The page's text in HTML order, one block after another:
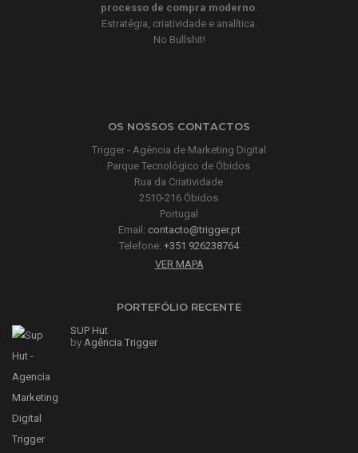
processo de compra moderno
Estratégia, criatividade e analítica.
No Bullshit!
OS NOSSOS CONTACTOS
Trigger - Agência de Marketing Digital
Parque Tecnológico de Óbidos
Rua da Criatividade
2510-216 Óbidos
Portugal
Email: contacto@trigger.pt
Telefone: +351 926238764
VER MAPA
PORTEFÓLIO RECENTE
SUP Hut
by Agência Trigger